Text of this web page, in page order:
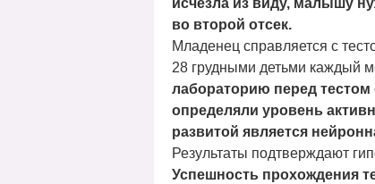
исчезла из виду, малышу
во второй отсек.
Младенец справляется с
28 грудными детьми каждый
лабораторию перед
определяли уровень
развитой является
Результаты подтверждают
Успешность прохождения